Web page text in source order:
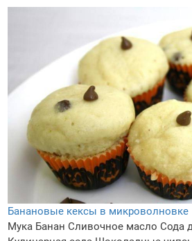
Банановые кексы в микроволновке
Мука Банан Сливочное масло Сода